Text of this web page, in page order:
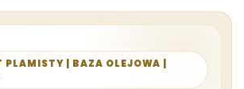
PLAMISTY | BAZA OLEJOWA |